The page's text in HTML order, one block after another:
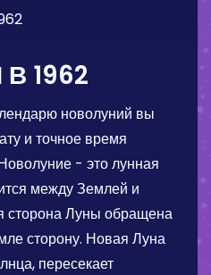
1962
новолуний вы
и точное время
- это лунная
между Землей и
сторона Луны обращена
сторону. Новая Луна
пересекает